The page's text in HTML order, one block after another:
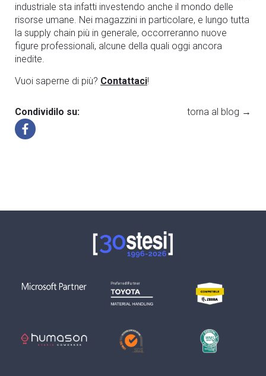
industriale sta infatti investendo anche il mondo delle
risorse umane. Nei magazzini in particolare, e lungo tutta
la supply chain più in generale, occorreranno nuove
figure professionali, alcune della quali oggi ancora
inedite.
Vuoi saperne di più? Contattaci!
Condividilo su: torna al blog →